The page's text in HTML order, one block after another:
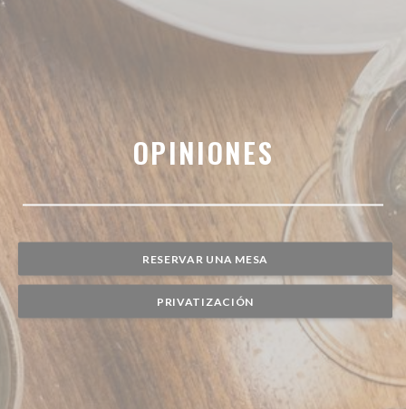
OPINIONES
RESERVAR UNA MESA
PRIVATIZACIÓN